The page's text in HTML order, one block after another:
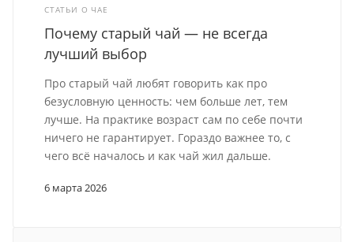
СТАТЬИ О ЧАЕ
6 марта 2026
Почему старый чай — не всегда
лучший выбор
Про старый чай любят говорить как про
безусловную ценность: чем больше лет, тем
лучше. На практике возраст сам по себе почти
ничего не гарантирует. Гораздо важнее то, с
чего всё началось и как чай жил дальше.